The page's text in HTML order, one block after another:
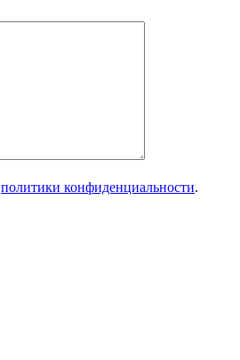
политики конфиденциальности.